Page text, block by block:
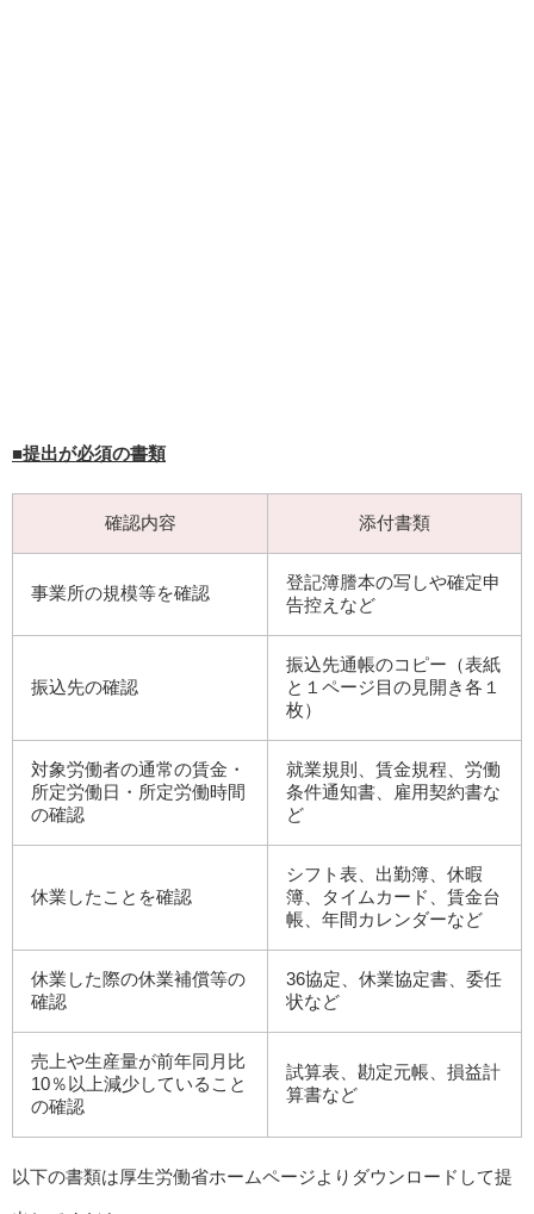
■提出が必須の書類
確認内容 添付書類
事業所の規模等を確認
登記簿謄本の写しや確定申
告控えなど
振込先の確認
振込先通帳のコピー（表紙
と１ページ目の見開き各１
枚）
対象労働者の通常の賃金・
所定労働日・所定労働時間
の確認
就業規則、賃金規程、労働
条件通知書、雇用契約書な
ど
休業したことを確認
シフト表、出勤簿、休暇
簿、タイムカード、賃金台
帳、年間カレンダーなど
休業した際の休業補償等の
確認
36協定、休業協定書、委任
状など
売上や生産量が前年同月比
10％以上減少していること
の確認
試算表、勘定元帳、損益計
算書など
以下の書類は厚生労働省ホームページよりダウンロードして提